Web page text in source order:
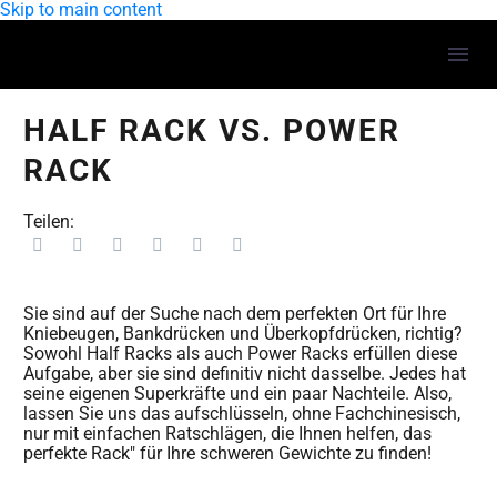
Skip to main content
HALF RACK VS. POWER
RACK
Teilen:
Sie sind auf der Suche nach dem perfekten Ort für Ihre
Kniebeugen, Bankdrücken und Überkopfdrücken, richtig?
Sowohl Half Racks als auch Power Racks erfüllen diese
Aufgabe, aber sie sind definitiv nicht dasselbe. Jedes hat
seine eigenen Superkräfte und ein paar Nachteile. Also,
lassen Sie uns das aufschlüsseln, ohne Fachchinesisch,
nur mit einfachen Ratschlägen, die Ihnen helfen, das
perfekte Rack" für Ihre schweren Gewichte zu finden!